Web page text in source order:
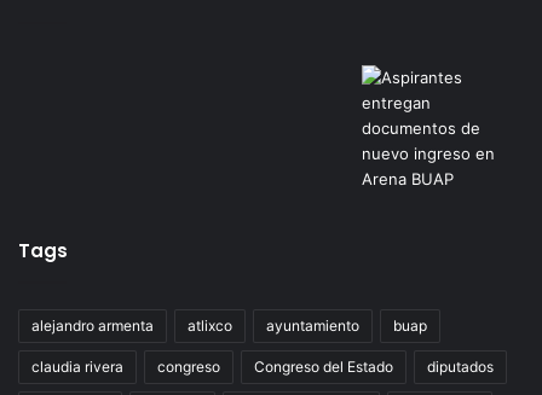
Tags
alejandro armenta atlixco ayuntamiento buap
claudia rivera congreso Congreso del Estado diputados